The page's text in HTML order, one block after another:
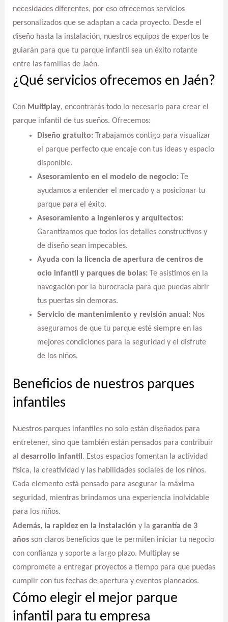
necesidades diferentes, por eso ofrecemos servicios
personalizados que se adaptan a cada proyecto. Desde el
diseño hasta la instalación, nuestros equipos de expertos te
guiarán para que tu parque infantil sea un éxito rotante
entre las familias de Jaén.
¿Qué servicios ofrecemos en Jaén?
Con Multiplay, encontrarás todo lo necesario para crear el
parque infantil de tus sueños. Ofrecemos:
Diseño gratuito:Trabajamos contigo para visualizar
el parque perfecto que encaje con tus ideas y espacio
disponible.
Asesoramiento en el modelo de negocio:Te
ayudamos a entender el mercado y a posicionar tu
parque para el éxito.
Asesoramiento a ingenieros y arquitectos:
Garantizamos que todos los detalles constructivos y
de diseño sean impecables.
Ayuda con la licencia de apertura de centros de
ocio infantil y parques de bolas:Te asistimos en la
navegación por la burocracia para que puedas abrir
tus puertas sin demoras.
Servicio de mantenimiento y revisión anual:Nos
aseguramos de que tu parque esté siempre en las
mejores condiciones para la seguridad y el disfrute
de los niños.
Beneficios de nuestros parques
infantiles
Nuestros parques infantiles no solo están diseñados para
entretener, sino que también están pensados para contribuir
al desarrollo infantil . Estos espacios fomentan la actividad
física, la creatividad y las habilidades sociales de los niños.
Cada elemento está pensado para asegurar la máxima
seguridad, mientras brindamos una experiencia inolvidable
para los niños.
Además, la rapidez en la instalación y la garantía de 3
añosson claros beneficios que te permiten iniciar tu negocio
con confianza y soporte a largo plazo. Multiplay se
compromete a entregar proyectos a tiempo para que puedas
cumplir con tus fechas de apertura y eventos planeados.
Cómo elegir el mejor parque
infantil para tu empresa